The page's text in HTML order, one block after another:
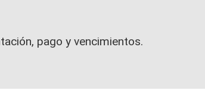
pago y vencimientos.